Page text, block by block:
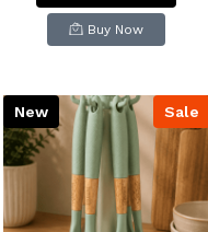
Buy Now
Sale
New